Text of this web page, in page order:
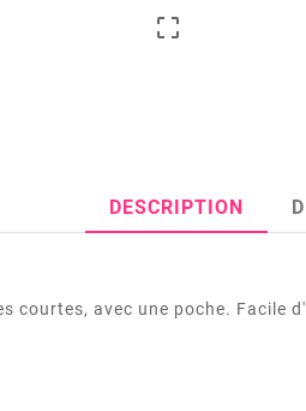

DESCRIPTION
courtes, avec une poche. Facile